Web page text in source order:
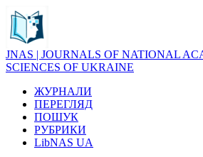
JNAS | JOURNALS OF NATIONAL
SCIENCES OF UKRAINE
ЖУРНАЛИ
ПЕРЕГЛЯД
ПОШУК
РУБРИКИ
LibNAS UA